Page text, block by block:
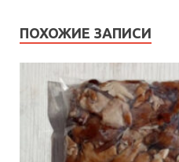
ПОХОЖИЕ ЗАПИСИ